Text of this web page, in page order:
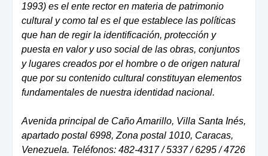
1993) es el ente rector en materia de patrimonio
cultural y como tal es el que establece las políticas
que han de regir la identificación, protección y
puesta en valor y uso social de las obras, conjuntos
y lugares creados por el hombre o de origen natural
que por su contenido cultural constituyan elementos
fundamentales de nuestra identidad nacional.
Avenida principal de Caño Amarillo, Villa Santa Inés,
apartado postal 6998, Zona postal 1010, Caracas,
Venezuela. Teléfonos: 482-4317 / 5337 / 6295 / 4726